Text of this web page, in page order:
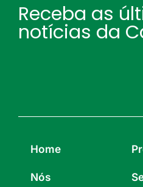
Receba as
notícias da
Home
Nós